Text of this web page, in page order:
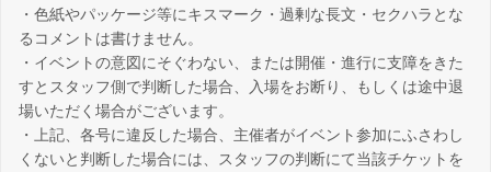
・色紙やパッケージ等にキスマーク・過剰な長文・セクハラとな
るコメントは書けません。
・イベントの意図にそぐわない、または開催・進行に支障をきた
すとスタッフ側で判断した場合、入場をお断り、もしくは途中退
場いただく場合がございます。
・上記、各号に違反した場合、主催者がイベント参加にふさわし
くないと判断した場合には、スタッフの判断にて当該チケットを